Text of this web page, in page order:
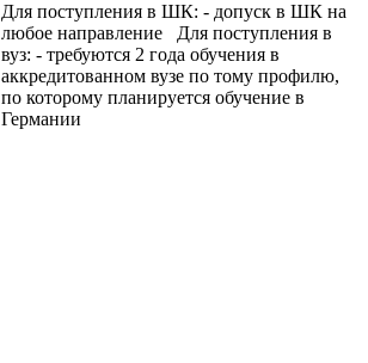
Для поступления в ШК: - допуск в ШК на
любое направление Для поступления в
вуз: - требуются 2 года обучения в
аккредитованном вузе по тому профилю,
по которому планируется обучение в
Германии